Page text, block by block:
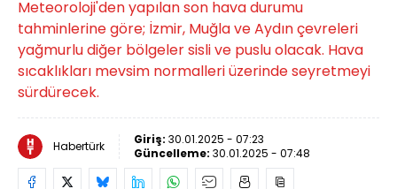
Meteoroloji'den yapılan son hava durumu
tahminlerine göre; İzmir, Muğla ve Aydın çevreleri
yağmurlu diğer bölgeler sisli ve puslu olacak. Hava
sıcaklıkları mevsim normalleri üzerinde seyretmeyi
sürdürecek.
Habertürk Giriş: 30.01.2025 - 07:23
Güncelleme: 30.01.2025 - 07:48